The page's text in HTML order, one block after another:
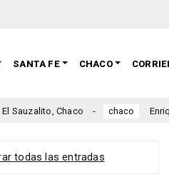
SANTA FE CHACO
Chaco chaco Enrique
todas las entradas